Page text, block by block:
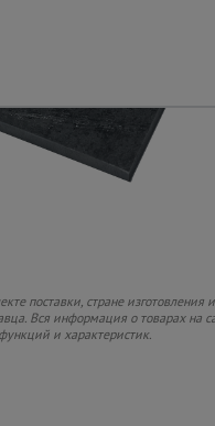
поставки, стране
Вся информация о товарах
и характеристик.